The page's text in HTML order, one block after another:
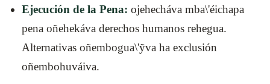
Ejecución de la Pena: ojehecháva mba\'éichapa
pena oñehekáva derechos humanos rehegua.
Alternativas oñembogua\'ỹva ha exclusión
oñembohuváiva.